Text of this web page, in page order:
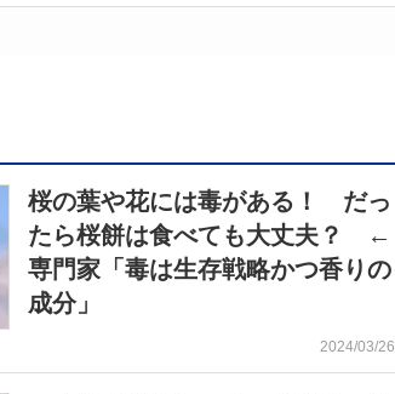
桜の葉や花には毒がある！ だっ
たら桜餅は食べても大丈夫？ ←
専門家「毒は生存戦略かつ香りの
成分」
2024/03/26